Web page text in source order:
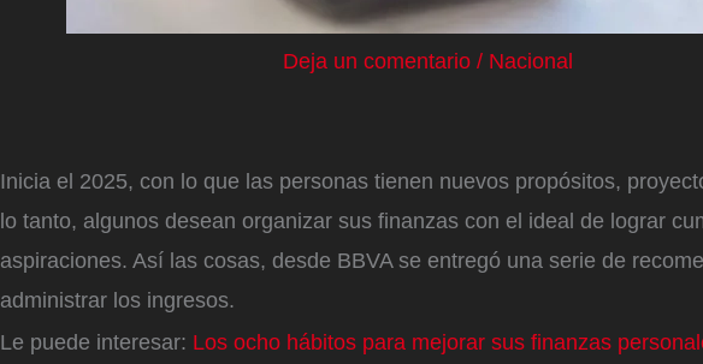
Deja un comentario / Nacional
Inicia el 2025, con lo que las personas tienen nuevos propósitos,
lo tanto, algunos desean organizar sus finanzas con el ideal de lograr
aspiraciones. Así las cosas, desde BBVA se entregó una serie de
administrar los ingresos.
Le puede interesar: Los ocho hábitos para mejorar sus finanzas